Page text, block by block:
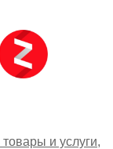
и услуги